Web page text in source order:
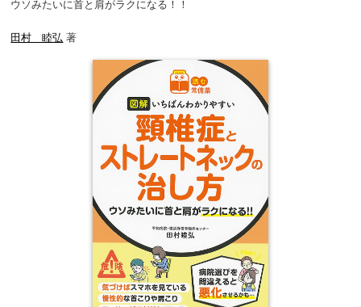
ウソみたいに首と肩がラクになる！！
田村 睦弘 著